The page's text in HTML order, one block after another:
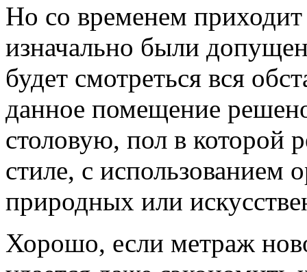
Но со временем
изначально были
будет смотреться вся
данное помещение
столовую, пол в которой
стиле, с использованием
природных или
Хорошо, если метраж